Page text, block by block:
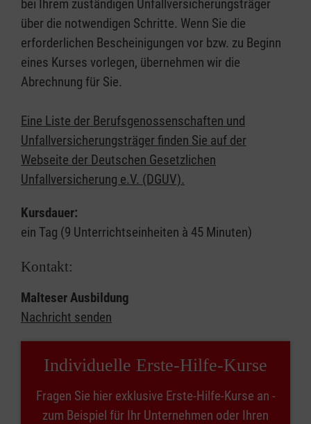
bei Ihrem zuständigen Unfallversicherungsträger
über die notwendigen Schritte. Wenn Sie die
erforderlichen Bescheinigungen vor bzw. zu Beginn
eines Kurses vorlegen, übernehmen wir die
Abrechnung für Sie.
Eine Liste der Berufsgenossenschaften und
Unfallversicherungsträger finden Sie auf der
Webseite der Deutschen Gesetzlichen
Unfallversicherung e.V. (DGUV).
Kursdauer:
ein Tag (9 Unterrichtseinheiten à 45 Minuten)
Kontakt:
Malteser Ausbildung
Nachricht senden
Individuelle Erste-Hilfe-Kurse
Fragen Sie hier exklusive Erste-Hilfe-Kurse an -
zum Beispiel für Ihr Unternehmen oder Ihren